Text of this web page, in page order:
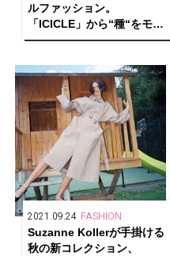
ルファッション。
「ICICLE」から“種“をモチ
ーフにしたアイコンバッグ
2021.09.24 FASHION
Suzanne Kollerが手掛ける
秋の新コレクション、